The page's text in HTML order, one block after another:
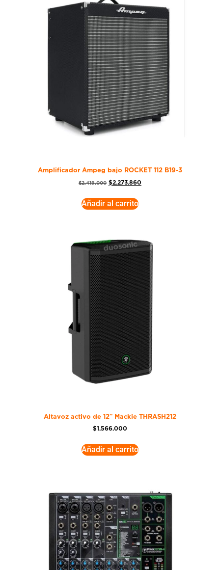
Amplificador Ampeg bajo ROCKET 112 B19-3
$2.419.000 $2.273.860
Añadir al carrito
Altavoz activo de 12″ Mackie THRASH212
$1.566.000
Añadir al carrito